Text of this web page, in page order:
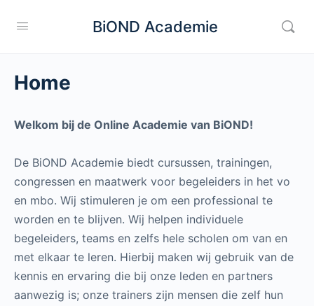
BiOND Academie
Home
Welkom bij de Online Academie van BiOND!
De BiOND Academie biedt cursussen, trainingen,
congressen en maatwerk voor begeleiders in het vo
en mbo. Wij stimuleren je om een professional te
worden en te blijven. Wij helpen individuele
begeleiders, teams en zelfs hele scholen om van en
met elkaar te leren. Hierbij maken wij gebruik van de
kennis en ervaring die bij onze leden en partners
aanwezig is; onze trainers zijn mensen die zelf hun